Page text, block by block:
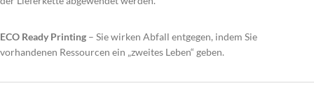
ECO Ready Printing – Sie wirken Abfall entgegen, indem Sie
vorhandenen Ressourcen ein „zweites Leben“ geben.